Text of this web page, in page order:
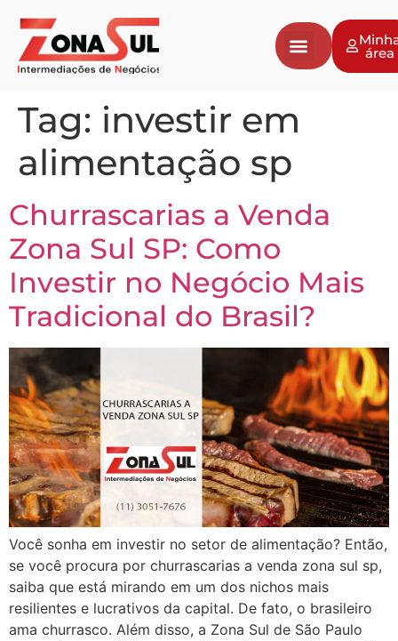
área
Tag: investir em
alimentação sp
Churrascarias a Venda
Zona Sul SP: Como
Investir no Negócio Mais
Tradicional do Brasil?
Você sonha em investir no setor de alimentação? Então,
se você procura por churrascarias a venda zona sul sp,
saiba que está mirando em um dos nichos mais
resilientes e lucrativos da capital. De fato, o brasileiro
ama churrasco. Além disso, a Zona Sul de São Paulo